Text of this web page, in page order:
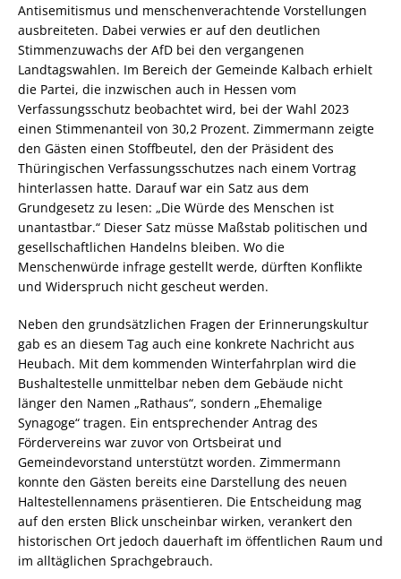
Antisemitismus und menschenverachtende Vorstellungen
ausbreiteten. Dabei verwies er auf den deutlichen
Stimmenzuwachs der AfD bei den vergangenen
Landtagswahlen. Im Bereich der Gemeinde Kalbach erhielt
die Partei, die inzwischen auch in Hessen vom
Verfassungsschutz beobachtet wird, bei der Wahl 2023
einen Stimmenanteil von 30,2 Prozent. Zimmermann zeigte
den Gästen einen Stoffbeutel, den der Präsident des
Thüringischen Verfassungsschutzes nach einem Vortrag
hinterlassen hatte. Darauf war ein Satz aus dem
Grundgesetz zu lesen: „Die Würde des Menschen ist
unantastbar.“ Dieser Satz müsse Maßstab politischen und
gesellschaftlichen Handelns bleiben. Wo die
Menschenwürde infrage gestellt werde, dürften Konflikte
und Widerspruch nicht gescheut werden.
Neben den grundsätzlichen Fragen der Erinnerungskultur
gab es an diesem Tag auch eine konkrete Nachricht aus
Heubach. Mit dem kommenden Winterfahrplan wird die
Bushaltestelle unmittelbar neben dem Gebäude nicht
länger den Namen „Rathaus“, sondern „Ehemalige
Synagoge“ tragen. Ein entsprechender Antrag des
Fördervereins war zuvor von Ortsbeirat und
Gemeindevorstand unterstützt worden. Zimmermann
konnte den Gästen bereits eine Darstellung des neuen
Haltestellennamens präsentieren. Die Entscheidung mag
auf den ersten Blick unscheinbar wirken, verankert den
historischen Ort jedoch dauerhaft im öffentlichen Raum und
im alltäglichen Sprachgebrauch.